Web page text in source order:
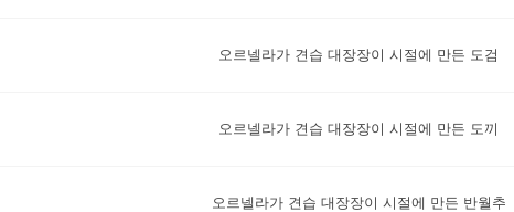
오르넬라가 견습 대장장이 시절에 만든 도검
오르넬라가 견습 대장장이 시절에 만든 도끼
오르넬라가 견습 대장장이 시절에 만든 반월추